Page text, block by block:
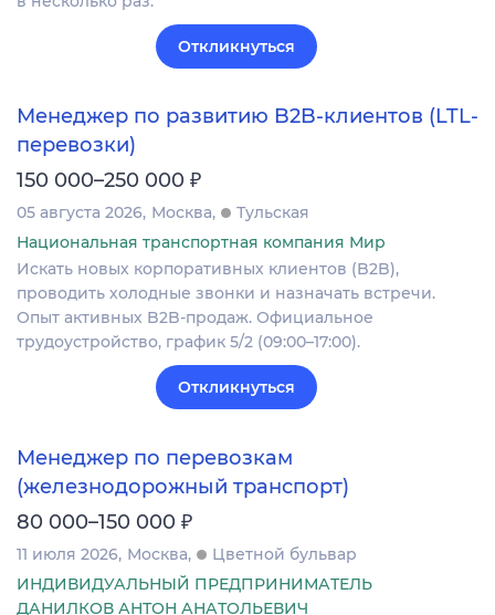
Откликнуться
Менеджер по развитию B2B-клиентов (LTL-
перевозки)
150 000–250 000 ₽
05 августа 2026 Москва
Тульская
Национальная транспортная компания Мир
Искать новых корпоративных клиентов (B2B),
проводить холодные звонки и назначать встречи.
Опыт активных B2B-продаж. Официальное
трудоустройство, график 5/2 (09:00–17:00).
Откликнуться
Менеджер по перевозкам
(железнодорожный транспорт)
80 000–150 000 ₽
11 июля 2026 Москва
Цветной бульвар
ИНДИВИДУАЛЬНЫЙ ПРЕДПРИНИМАТЕЛЬ
ДАНИЛКОВ АНТОН АНАТОЛЬЕВИЧ